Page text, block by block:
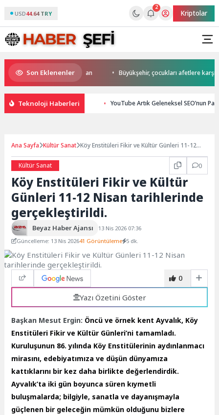
USD44.64 TRY
2
Kriptolar
Son Eklenenler
start Başkan Büyükakın’dan Büyükşehir, çocukları afetlere karşı
Teknoloji Haberleri YouTube Artık Geleneksel SEO’nun
Ana Sayfa Kültür Sanat Köy Enstitüleri Fikir ve Kültür Günleri 11-12
Kültür Sanat
0
Köy Enstitüleri Fikir ve Kültür
Günleri 11-12 Nisan tarihlerinde
gerçekleştirildi.
Beyaz Haber Ajansı
13 Nis 2026 07:36
Güncelleme: 13 Nis 202641 Görüntüleme 5 dk.
0
Yazı Özetini Göster
Başkan Mesut Ergin: Öncü ve örnek kent Ayvalık, Köy
Enstitüleri Fikir ve Kültür Günleri’ni tamamladı.
Kuruluşunun 86. yılında Köy Enstitülerinin aydınlanmacı
mirasını, edebiyatımıza ve düşün dünyamıza
kattıklarını bir kez daha birlikte değerlendirdik.
Ayvalık’ta iki gün boyunca süren kıymetli
buluşmalarda; bilgiyle, sanatla ve dayanışmayla
güçlenen bir geleceğin mümkün olduğunu bizlere